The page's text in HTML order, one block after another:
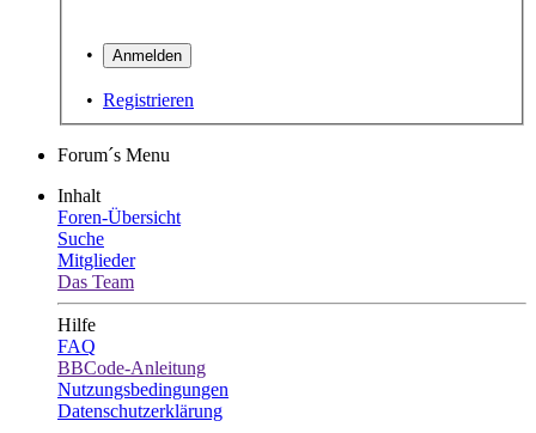
•
• Registrieren
Forum´s Menu
Inhalt
Foren-Übersicht
Suche
Mitglieder
Das Team
Hilfe
FAQ
BBCode-Anleitung
Nutzungsbedingungen
Datenschutzerklärung